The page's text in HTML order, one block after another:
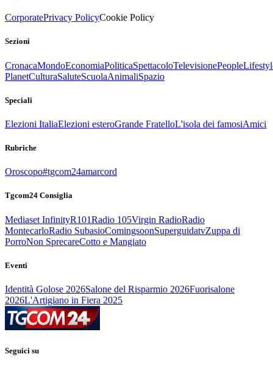
CorporatePrivacy PolicyCookie Policy
Sezioni
CronacaMondoEconomiaPoliticaSpettacoloTelevisionePeople
PlanetCulturaSaluteScuolaAnimaliSpazio
Speciali
Elezioni ItaliaElezioni esteroGrande FratelloL'isola dei famosiAmici
Rubriche
Oroscopo#tgcom24amarcord
Tgcom24 Consiglia
Mediaset InfinityR101Radio 105Virgin RadioRadio
MontecarloRadio SubasioComingsoonSuperguidatvZuppa di
PorroNon SprecareCotto e Mangiato
Eventi
Identità Golose 2026Salone del Risparmio 2026Fuorisalone
2026L'Artigiano in Fiera 2025
Seguici su